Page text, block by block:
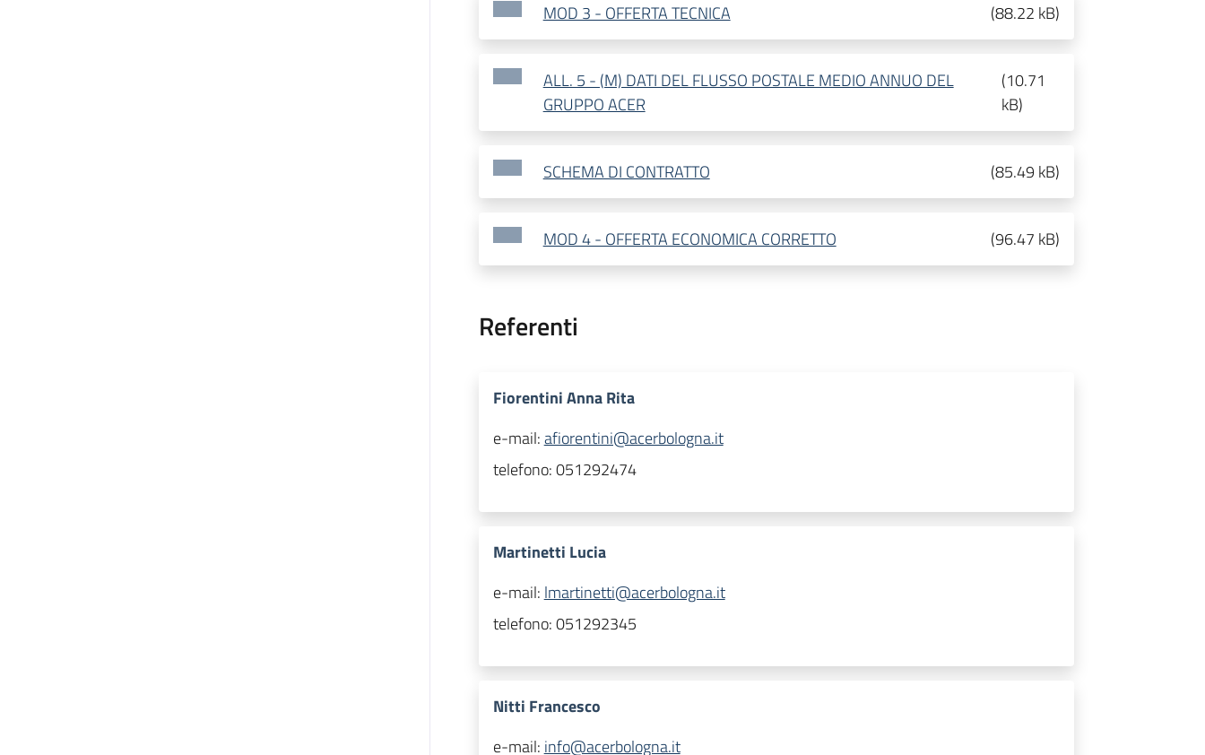
MOD 3 - OFFERTA TECNICA (88.22 kB)
ALL. 5 - (M) DATI DEL FLUSSO POSTALE MEDIO ANNUO DEL
GRUPPO ACER
(10.71
kB)
SCHEMA DI CONTRATTO (85.49 kB)
MOD 4 - OFFERTA ECONOMICA CORRETTO (96.47 kB)
Referenti
Fiorentini Anna Rita
e-mail:afiorentini@acerbologna.it
telefono:051292474
Martinetti Lucia
e-mail: lmartinetti@acerbologna.it
telefono:051292345
Nitti Francesco
e-mail: info@acerbologna.it